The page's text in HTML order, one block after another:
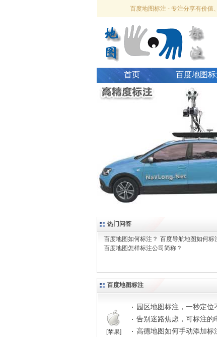
百度地图标注 - 专注分享有价值
首页 百度地图标
热门问答
百度地图如何标注？ 百度导航地图如何标
百度地图怎样标注公司简称？
百度地图标注
[苹果]
园区地图标注，一秒定位
效管理就这么简单
告别迷路焦虑，可标注的
导航更懂你的需求
高德地图如何手动添加标